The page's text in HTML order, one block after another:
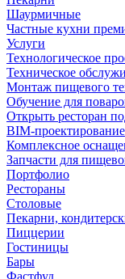
Шаурмичные
Частные кухни
Услуги
Технологическое
Техническое
Монтаж пищевого
Обучение для
Открыть ресторан
BIM-проектирование
Комплексное
Запчасти для
Портфолио
Рестораны
Столовые
Пекарни,
Пиццерии
Гостиницы
Бары
Фастфуд